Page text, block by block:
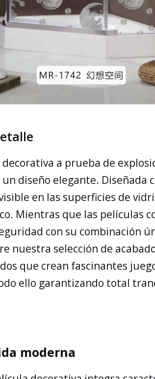
a prueba de
diseño elegante. Diseñada
en las superficies de
Mientras que las películas
con su combinación
nuestra selección de
que crean fascinantes
ello garantizando total
moderna